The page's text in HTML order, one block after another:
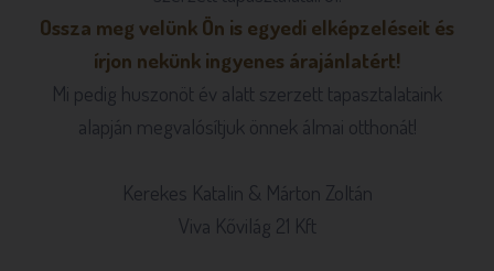
Ossza meg velünk Ön is egyedi elképzeléseit és
írjon nekünk ingyenes árajánlatért!
Mi pedig huszonöt év alatt szerzett tapasztalataink
alapján megvalósítjuk önnek álmai otthonát!
Kerekes Katalin & Márton Zoltán
Viva Kővilág 21 Kft